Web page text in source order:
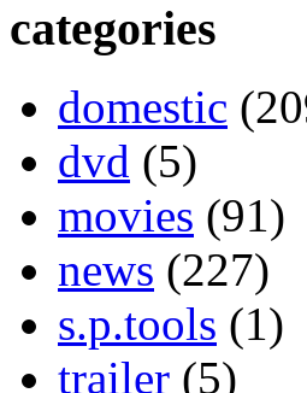
categories
domestic
dvd (5)
movies (91)
news (227)
s.p.tools (1)
trailer (5)